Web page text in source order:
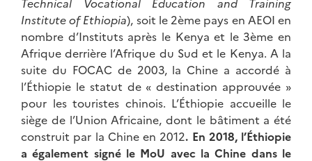
Institute of Ethiopia), soit le 2ème pays en AEOI en
nombre d’Instituts après le Kenya et le 3ème en
Afrique derrière l’Afrique du Sud et le Kenya. A la
suite du FOCAC de 2003, la Chine a accordé à
l’Éthiopie le statut de « destination approuvée »
pour les touristes chinois. L’Éthiopie accueille le
siège de l’Union Africaine, dont le bâtiment a été
construit par la Chine en 2012. En 2018, l’Éthiopie
a également signé le MoU avec la Chine dans le